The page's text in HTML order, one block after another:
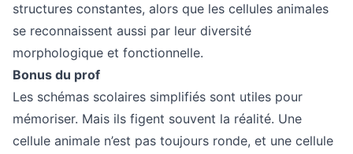
structures constantes, alors que les cellules animales
se reconnaissent aussi par leur diversité
morphologique et fonctionnelle.
Bonus du prof
Les schémas scolaires simplifiés sont utiles pour
mémoriser. Mais ils figent souvent la réalité. Une
cellule animale n’est pas toujours ronde, et une cellule